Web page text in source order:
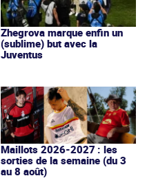
Zhegrova marque enfin un
(sublime) but avec la
Juventus
Maillots 2026-2027 : les
sorties de la semaine (du 3
au 8 août)